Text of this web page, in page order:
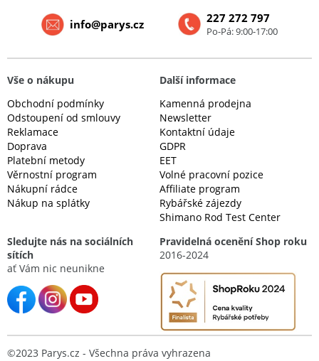
227 272 797
Po-Pá: 9:00-17:00
info@parys.cz
Vše o nákupu
Obchodní podmínky
Odstoupení od smlouvy
Reklamace
Doprava
Platební metody
Věrnostní program
Nákupní rádce
Nákup na splátky
Další informace
Kamenná prodejna
Newsletter
Kontaktní údaje
GDPR
EET
Volné pracovní pozice
Affiliate program
Rybářské zájezdy
Shimano Rod Test Center
Sledujte nás na sociálních
sítích
ať Vám nic neunikne
Pravidelná ocenění Shop roku
2016-2024
©2023 Parys.cz - Všechna práva vyhrazena